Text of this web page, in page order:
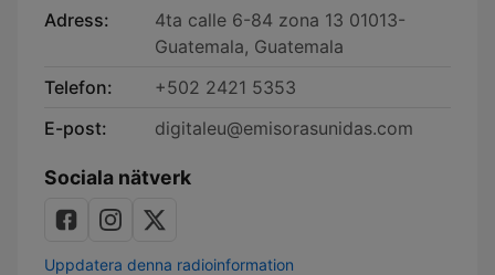
Adress:
4ta calle 6-84 zona 13 01013-
Guatemala, Guatemala
Telefon:
+502 2421 5353
E-post:
digitaleu@emisorasunidas.com
Sociala nätverk
Uppdatera denna radioinformation